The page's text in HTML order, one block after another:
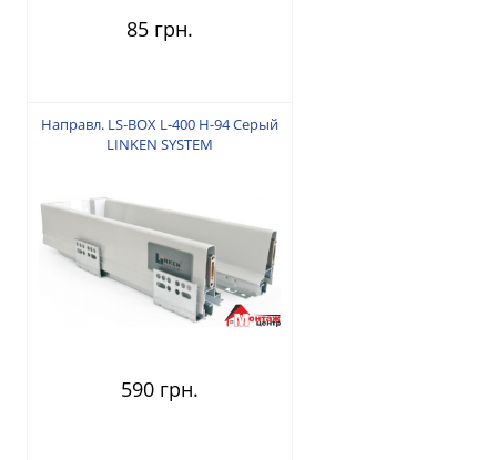
85 грн.
Направл. LS-BOX L-400 H-94 Серый
LINKEN SYSTEM
590 грн.